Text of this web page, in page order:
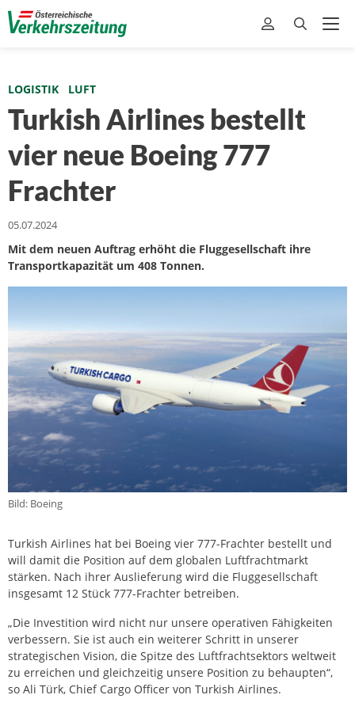
LOGISTIK LUFT
Turkish Airlines bestellt
vier neue Boeing 777
Frachter
05.07.2024
Mit dem neuen Auftrag erhöht die Fluggesellschaft ihre
Transportkapazität um 408 Tonnen.
Bild: Boeing
Turkish Airlines hat bei Boeing vier 777-Frachter bestellt und
will damit die Position auf dem globalen Luftfrachtmarkt
stärken. Nach ihrer Auslieferung wird die Fluggesellschaft
insgesamt 12 Stück 777-Frachter betreiben.
„Die Investition wird nicht nur unsere operativen Fähigkeiten
verbessern. Sie ist auch ein weiterer Schritt in unserer
strategischen Vision, die Spitze des Luftfrachtsektors weltweit
zu erreichen und gleichzeitig unsere Position zu behaupten“,
so Ali Türk, Chief Cargo Officer von Turkish Airlines.